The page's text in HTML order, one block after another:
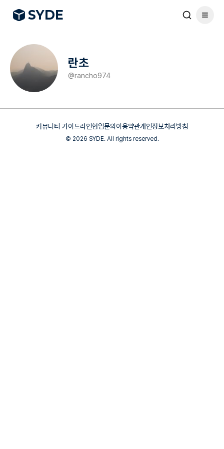
SYDE
란초
@rancho974
커뮤니티 가이드라인협업문의 이용약관개인정보처리방침
© 2026 SYDE. All rights reserved.